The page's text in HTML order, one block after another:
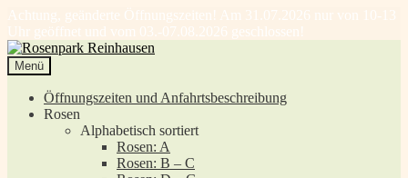
Achtung, geänderte Öffnungszeiten! Am 31.07.2026 nur von 10-13
Uhr geöffnet und vom 03.-07.08.2026 geschlossen!
Zur
Navigation
springen
Zum
Inhalt
springen
Menü
Öffnungszeiten und Anfahrtsbeschreibung
Rosen
Alphabetisch sortiert
Rosen: A
Rosen: B – C